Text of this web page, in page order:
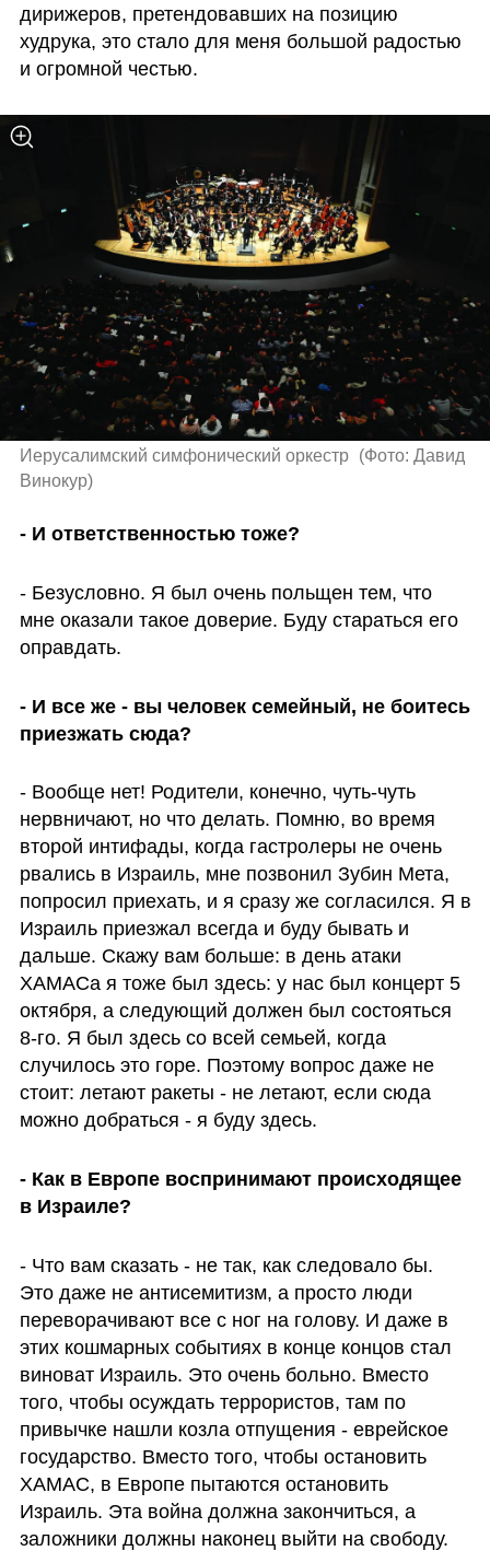
дирижеров, претендовавших на позицию
худрука, это стало для меня большой радостью
и огромной честью.
Иерусалимский симфонический оркестр (Фото: Давид
Винокур)
- И ответственностью тоже?
- Безусловно. Я был очень польщен тем, что
мне оказали такое доверие. Буду стараться его
оправдать.
- И все же - вы человек семейный, не боитесь
приезжать сюда?
- Вообще нет! Родители, конечно, чуть-чуть
нервничают, но что делать. Помню, во время
второй интифады, когда гастролеры не очень
рвались в Израиль, мне позвонил Зубин Мета,
попросил приехать, и я сразу же согласился. Я в
Израиль приезжал всегда и буду бывать и
дальше. Скажу вам больше: в день атаки
ХАМАСа я тоже был здесь: у нас был концерт 5
октября, а следующий должен был состояться
8-го. Я был здесь со всей семьей, когда
случилось это горе. Поэтому вопрос даже не
стоит: летают ракеты - не летают, если сюда
можно добраться - я буду здесь.
- Как в Европе воспринимают происходящее
в Израиле?
- Что вам сказать - не так, как следовало бы.
Это даже не антисемитизм, а просто люди
переворачивают все с ног на голову. И даже в
этих кошмарных событиях в конце концов стал
виноват Израиль. Это очень больно. Вместо
того, чтобы осуждать террористов, там по
привычке нашли козла отпущения - еврейское
государство. Вместо того, чтобы остановить
ХАМАС, в Европе пытаются остановить
Израиль. Эта война должна закончиться, а
заложники должны наконец выйти на свободу.